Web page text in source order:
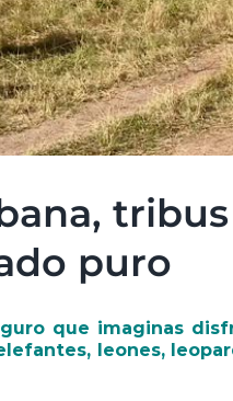
puro
que imaginas
leones,